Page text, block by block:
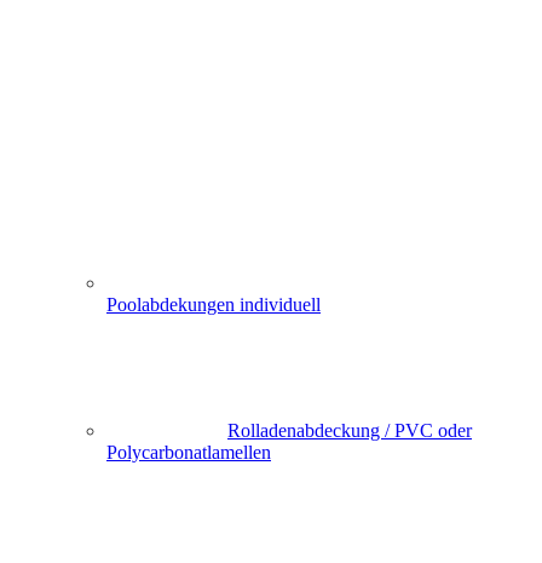
Poolabdekungen individuell
Rolladenabdeckung / PVC oder
Polycarbonatlamellen